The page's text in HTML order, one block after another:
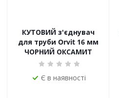
КУТОВИЙ з'єднувач
для труби Orvit 16 мм
ЧОРНИЙ ОКСАМИТ
Є в наявності